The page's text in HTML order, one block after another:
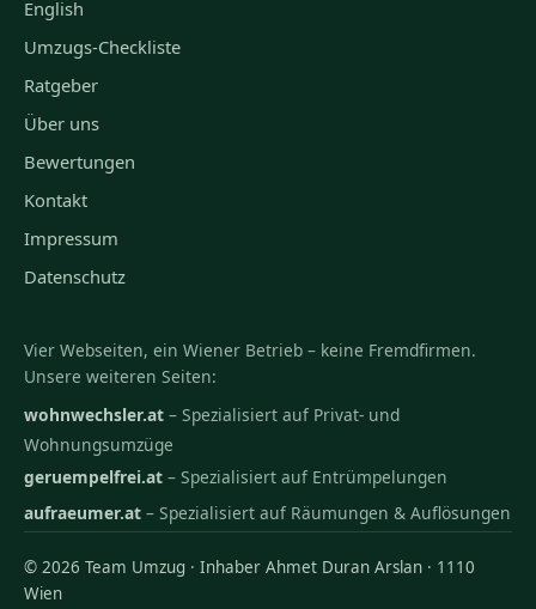
English
Umzugs-Checkliste
Ratgeber
Über uns
Bewertungen
Kontakt
Impressum
Datenschutz
Vier Webseiten, ein Wiener Betrieb – keine Fremdfirmen.
Unsere weiteren Seiten:
wohnwechsler.at – Spezialisiert auf Privat- und
Wohnungsumzüge
geruempelfrei.at – Spezialisiert auf Entrümpelungen
aufraeumer.at – Spezialisiert auf Räumungen & Auflösungen
© 2026 Team Umzug · Inhaber Ahmet Duran Arslan · 1110
Wien